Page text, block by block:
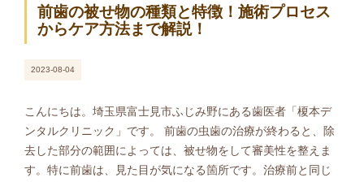
前歯の被せ物の種類と特徴！施術プロセス
からケア方法まで解説！
2023-08-04
こんにちは。埼玉県富士見市ふじみ野にある歯医者「榎本デ
ンタルクリニック」です。 前歯の虫歯の治療が終わると、除
去した部分の範囲によっては、被せ物をして審美性を整えま
す。特に前歯は、見た目が気になる箇所です。治療前と同じ